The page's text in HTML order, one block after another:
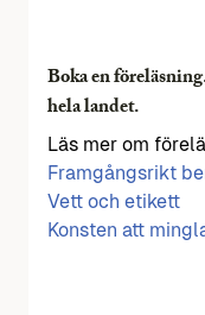
Boka en
hela landet.
Läs mer om
Framgångsrikt
Vett och etikett
Konsten att